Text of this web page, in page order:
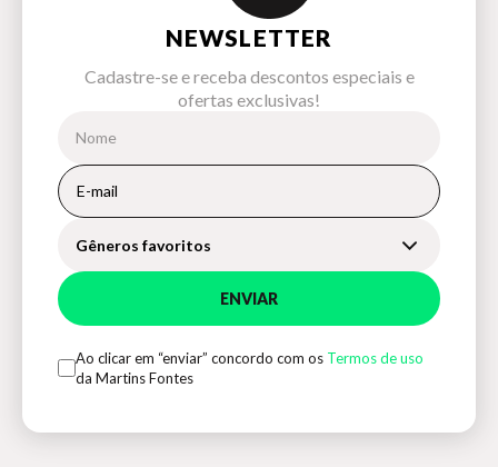
NEWSLETTER
Cadastre-se e receba descontos especiais e
ofertas exclusivas!
Gêneros favoritos
ENVIAR
Ao clicar em “enviar” concordo com os Termos de uso
da Martins Fontes